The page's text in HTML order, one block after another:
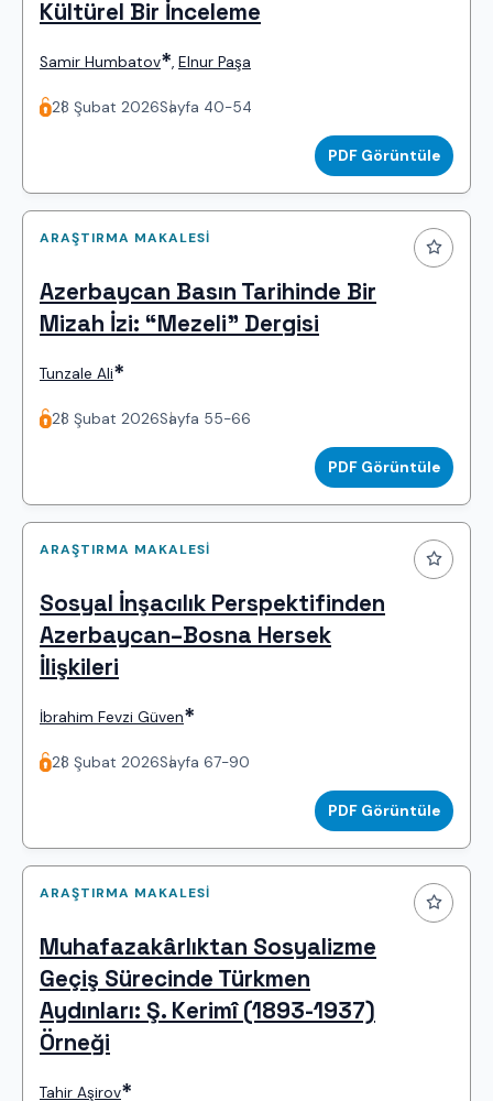
Kültürel Bir İnceleme
Samir Humbatov*, Elnur Paşa
28 Şubat 2026Sayfa 40-54
PDF Görüntüle
ARAŞTIRMA MAKALESI
Azerbaycan Basın Tarihinde Bir
Mizah İzi: “Mezeli” Dergisi
Tunzale Ali*
28 Şubat 2026Sayfa 55-66
PDF Görüntüle
ARAŞTIRMA MAKALESI
Sosyal İnşacılık Perspektifinden
Azerbaycan–Bosna Hersek
İlişkileri
İbrahim Fevzi Güven*
28 Şubat 2026Sayfa 67-90
PDF Görüntüle
ARAŞTIRMA MAKALESI
Muhafazakârlıktan Sosyalizme
Geçiş Sürecinde Türkmen
Aydınları: Ş. Kerimî (1893-1937)
Örneği
Tahir Aşirov*